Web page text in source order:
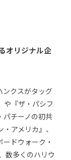
オリジナル企
ンクスがタッグ
や『ザ・パシフ
パチーノの初共
アメリカ』、
ドウォーク・
数多くのハリウ